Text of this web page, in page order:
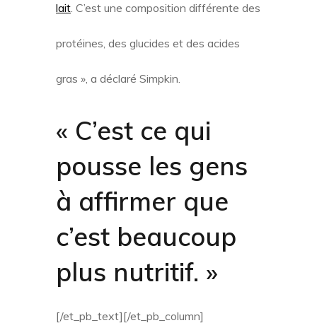
lait. C’est une composition différente des
protéines, des glucides et des acides
gras », a déclaré Simpkin.
« C’est ce qui
pousse les gens
à affirmer que
c’est beaucoup
plus nutritif. »
[/et_pb_text][/et_pb_column]